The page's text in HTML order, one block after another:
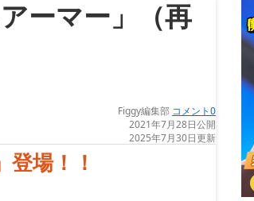
ーマー」（再
Figgy編集部 コメント0
2021年7月28日公開
2025年7月30日更新
場！！